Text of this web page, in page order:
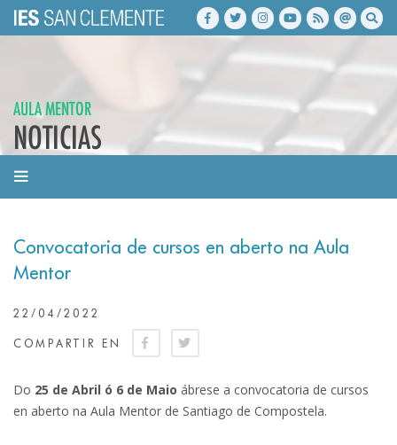
AULA MENTOR
NOTICIAS
Convocatoria de cursos en aberto na Aula
Mentor
22/04/2022
COMPARTIR EN
Do 25 de Abril ó 6 de Maio ábrese a convocatoria de cursos
en aberto na Aula Mentor de Santiago de Compostela.